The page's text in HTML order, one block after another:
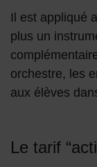
Il est appliqué
plus un
orchestre, les
aux élèves
Le tarif